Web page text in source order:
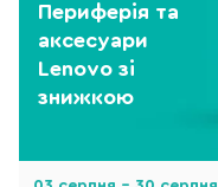
Периферія та
аксесуари
Lenovo зі
знижкою